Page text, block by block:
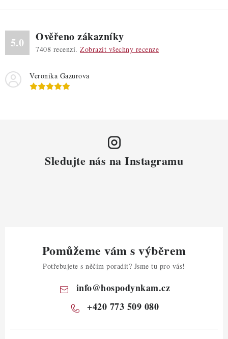
5.0 Ověřeno zákazníky
7408 recenzí. Zobrazit všechny recenze
Veronika Gazurova
Sledujte nás na Instagramu
Pomůžeme vám s výběrem
Potřebujete s něčím poradit? Jsme tu pro vás!
info@hospodynkam.cz
+420 773 509 080